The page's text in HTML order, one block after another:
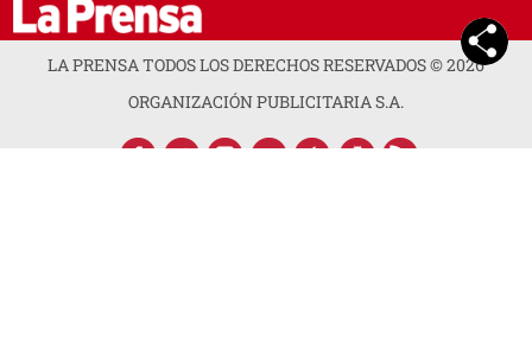
LA PRENSA TODOS LOS DERECHOS RESERVADOS ©2026
ORGANIZACIÓN PUBLICITARIA S.A.